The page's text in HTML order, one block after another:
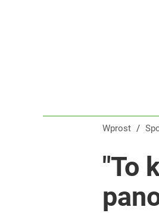
16
Wprost /
"To